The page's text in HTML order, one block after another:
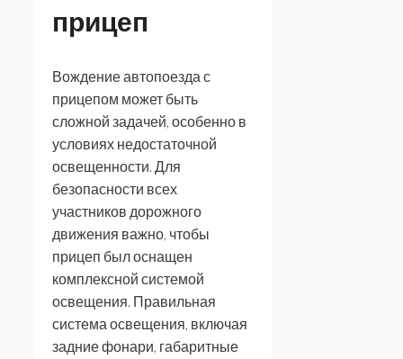
прицеп
Вождение автопоезда с
прицепом может быть
сложной задачей, особенно в
условиях недостаточной
освещенности. Для
безопасности всех
участников дорожного
движения важно, чтобы
прицеп был оснащен
комплексной системой
освещения. Правильная
система освещения, включая
задние фонари, габаритные